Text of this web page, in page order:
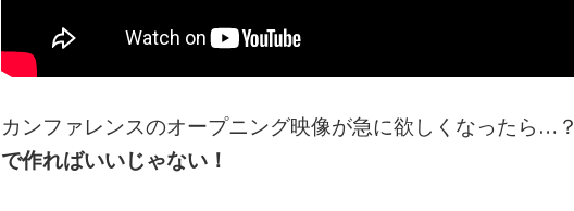
カンファレンスのオープニング映像が急に欲しくなったら…？
で作ればいいじゃない！